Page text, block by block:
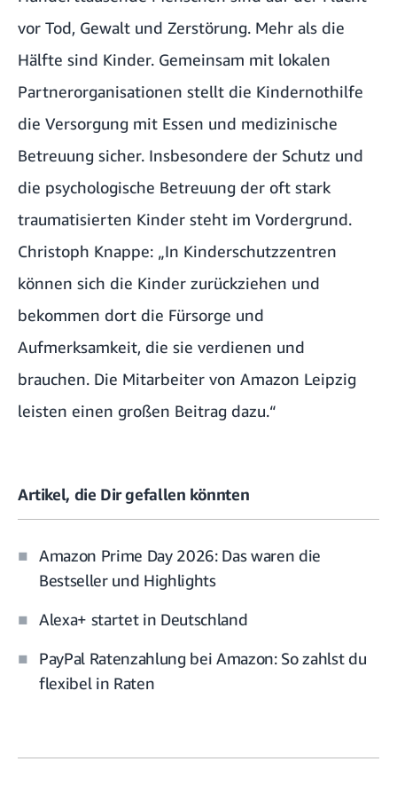
vor Tod, Gewalt und Zerstörung. Mehr als die
Hälfte sind Kinder. Gemeinsam mit lokalen
Partnerorganisationen stellt die Kindernothilfe
die Versorgung mit Essen und medizinische
Betreuung sicher. Insbesondere der Schutz und
die psychologische Betreuung der oft stark
traumatisierten Kinder steht im Vordergrund.
Christoph Knappe: „In Kinderschutzzentren
können sich die Kinder zurückziehen und
bekommen dort die Fürsorge und
Aufmerksamkeit, die sie verdienen und
brauchen. Die Mitarbeiter von Amazon Leipzig
leisten einen großen Beitrag dazu.“
Artikel, die Dir gefallen könnten
Amazon Prime Day 2026: Das waren die
Bestseller und Highlights
Alexa+ startet in Deutschland
PayPal Ratenzahlung bei Amazon: So zahlst du
flexibel in Raten